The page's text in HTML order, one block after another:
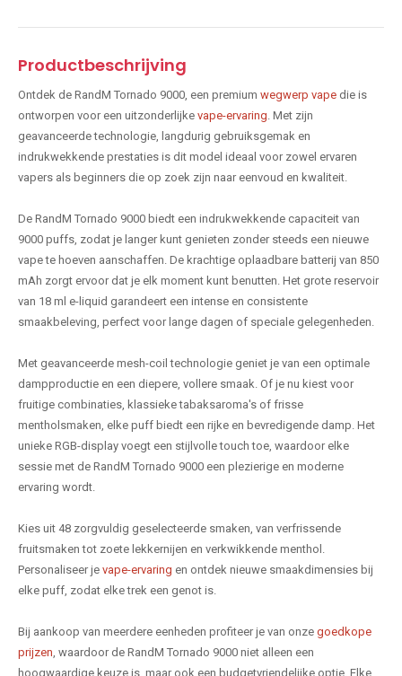
Productbeschrijving
Ontdek de RandM Tornado 9000, een premium wegwerp vape die is
ontworpen voor een uitzonderlijke vape-ervaring . Met zijn
geavanceerde technologie, langdurig gebruiksgemak en
indrukwekkende prestaties is dit model ideaal voor zowel ervaren
vapers als beginners die op zoek zijn naar eenvoud en kwaliteit.
De RandM Tornado 9000 biedt een indrukwekkende capaciteit van
9000 puffs, zodat je langer kunt genieten zonder steeds een nieuwe
vape te hoeven aanschaffen. De krachtige oplaadbare batterij van 850
mAh zorgt ervoor dat je elk moment kunt benutten. Het grote reservoir
van 18 ml e-liquid garandeert een intense en consistente
smaakbeleving, perfect voor lange dagen of speciale gelegenheden.
Met geavanceerde mesh-coil technologie geniet je van een optimale
dampproductie en een diepere, vollere smaak. Of je nu kiest voor
fruitige combinaties, klassieke tabaksaroma's of frisse
mentholsmaken, elke puff biedt een rijke en bevredigende damp. Het
unieke RGB-display voegt een stijlvolle touch toe, waardoor elke
sessie met de RandM Tornado 9000 een plezierige en moderne
ervaring wordt.
Kies uit 48 zorgvuldig geselecteerde smaken, van verfrissende
fruitsmaken tot zoete lekkernijen en verkwikkende menthol.
Personaliseer je vape-ervaring en ontdek nieuwe smaakdimensies bij
elke puff, zodat elke trek een genot is.
Bij aankoop van meerdere eenheden profiteer je van onze goedkope
prijzen , waardoor de RandM Tornado 9000 niet alleen een
hoogwaardige keuze is, maar ook een budgetvriendelijke optie. Elke